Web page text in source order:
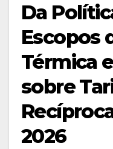
Da
Escopos
Térmica
sobre
2026